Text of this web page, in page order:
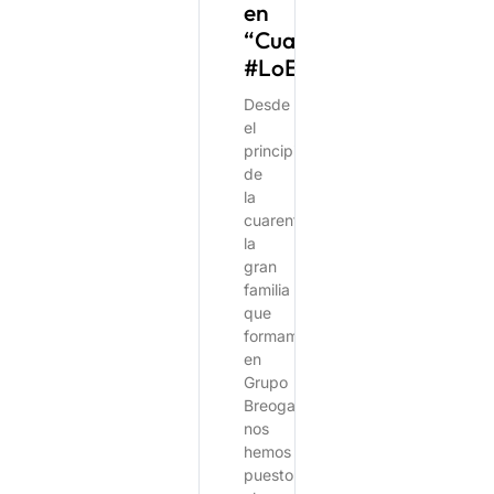
en
“Cuarentena”
Desde
el
principio
de
la
cuarentena,
la
gran
familia
que
formamos
en
Grupo
Breogan,
nos
hemos
puesto